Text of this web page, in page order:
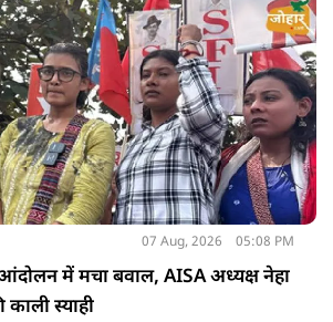
07 Aug, 2026 05:08 PM
आंदोलन में मचा बवाल, AISA अध्यक्ष नेहा
स्याही